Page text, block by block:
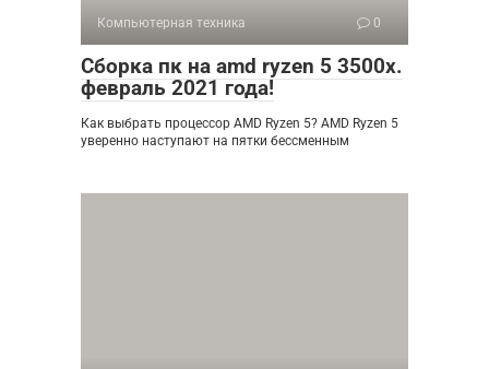
Компьютерная техника 0
Сборка пк на amd ryzen 5 3500x.
февраль 2021 года!
Как выбрать процессор AMD Ryzen 5? AMD Ryzen 5
уверенно наступают на пятки бессменным